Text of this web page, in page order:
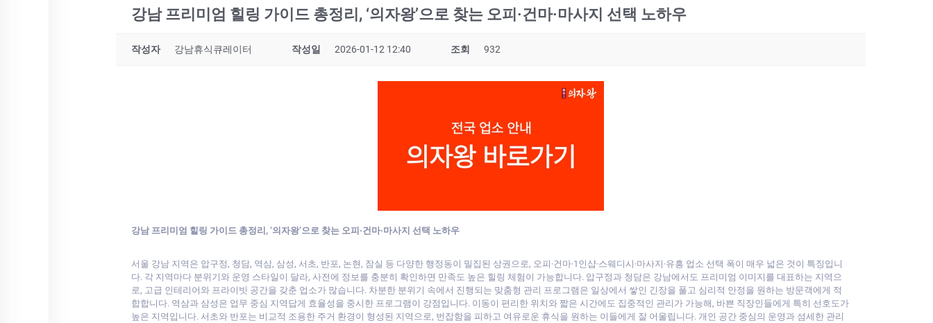
강남 프리미엄 힐링 가이드 총정리, ‘의자왕’으로 찾는 오피·건마·마사지 선택 노하우
작성자 강남휴식큐레이터 작성일 2026-01-12 12:40 조회 932
강남 프리미엄 힐링 가이드 총정리, ‘의자왕’으로 찾는 오피·건마·마사지 선택 노하우
서울 강남 지역은 압구정, 청담, 역삼, 삼성, 서초, 반포, 논현, 잠실 등 다양한 행정동이 밀집된 상권으로, 오피·건마·1인샵·스웨디시·마사지·유흥 업소 선택 폭이 매우 넓은 것이 특징입니
다. 각 지역마다 분위기와 운영 스타일이 달라, 사전에 정보를 충분히 확인하면 만족도 높은 힐링 체험이 가능합니다. 압구정과 청담은 강남에서도 프리미엄 이미지를 대표하는 지역으
로, 고급 인테리어와 프라이빗 공간을 갖춘 업소가 많습니다. 차분한 분위기 속에서 진행되는 맞춤형 관리 프로그램은 일상에서 쌓인 긴장을 풀고 심리적 안정을 원하는 방문객에게 적
합합니다. 역삼과 삼성은 업무 중심 지역답게 효율성을 중시한 프로그램이 강점입니다. 이동이 편리한 위치와 짧은 시간에도 집중적인 관리가 가능해, 바쁜 직장인들에게 특히 선호도가
높은 지역입니다. 서초와 반포는 비교적 조용한 주거 환경이 형성된 지역으로, 번잡함을 피하고 여유로운 휴식을 원하는 이들에게 잘 어울립니다. 개인 공간 중심의 운영과 섬세한 관리